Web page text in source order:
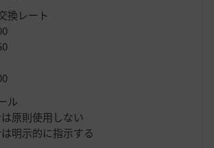
換レート
ル
原則使用しない
明示的に指示する